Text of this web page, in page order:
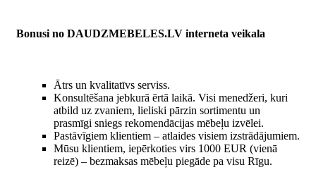
Bonusi no DAUDZMEBELES.LV interneta veikala
Ātrs un kvalitatīvs serviss.
Konsultēšana jebkurā ērtā laikā. Visi menedžeri, kuri
atbild uz zvaniem, lieliski pārzin sortimentu un
prasmīgi sniegs rekomendācijas mēbeļu izvēlei.
Pastāvīgiem klientiem – atlaides visiem izstrādājumiem.
Mūsu klientiem, iepērkoties virs 1000 EUR (vienā
reizē) – bezmaksas mēbeļu piegāde pa visu Rīgu.